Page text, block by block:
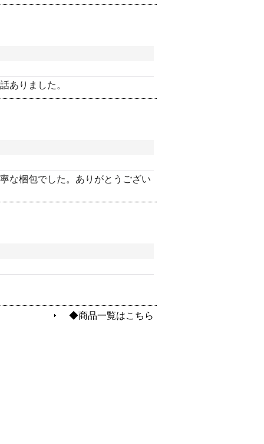
ありました。
な梱包でした。ありがとうござい
◆商品一覧はこちら